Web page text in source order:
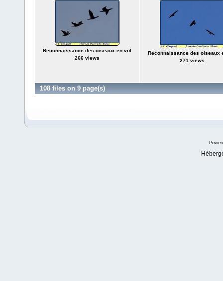
Reconnaissance des oiseaux en vol
266 views
Reconnaissance des oiseaux
271 views
108 files on 9 page(s)